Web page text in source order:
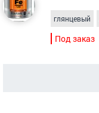
глянцевый
Под заказ